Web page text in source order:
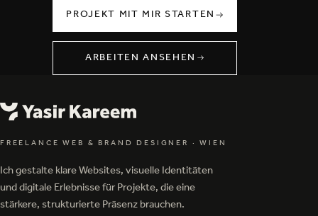
PROJEKT MIT MIR STARTEN
ARBEITEN ANSEHEN
FREELANCE WEB & BRAND DESIGNER · WIEN
Ich gestalte klare Websites, visuelle Identitäten
und digitale Erlebnisse für Projekte, die eine
stärkere, strukturierte Präsenz brauchen.